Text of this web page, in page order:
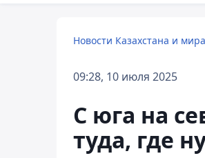
Новости Казахстана и
09:28, 10 июля 2025
С юга на
туда, где